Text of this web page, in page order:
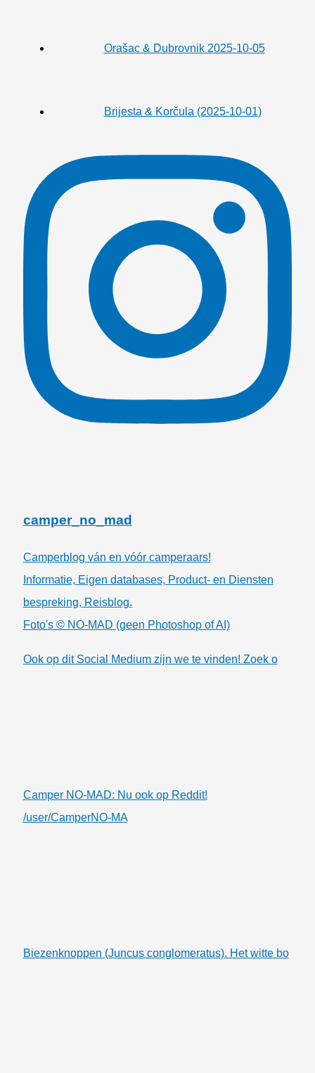
Orašac & Dubrovnik 2025-10-05
Brijesta & Korčula (2025-10-01)
camper_no_mad
Camperblog ván en vóór camperaars!
Informatie, Eigen databases, Product- en Diensten
bespreking, Reisblog.
Foto's © NO-MAD (geen Photoshop of AI)
Ook op dit Social Medium zijn we te vinden! Zoek o
Camper NO-MAD: Nu ook op Reddit!
/user/CamperNO-MA
Biezenknoppen (Juncus conglomeratus). Het witte bo